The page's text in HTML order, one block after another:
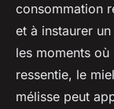
consommation
et à instaurer
les moments
ressentie, le
mélisse peut